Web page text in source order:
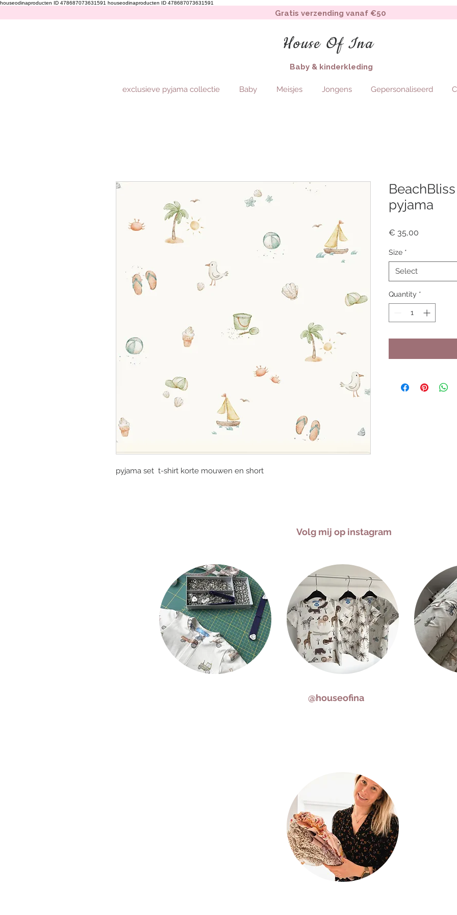
houseodinaproducten ID 478687073631591 houseodinaproducten ID 478687073631591
Gratis verzending vanaf €50
House Of Ina
Baby & kinderkleding
exclusieve pyjama collectie Baby Meisjes Jongens Gepersonaliseerd
pyjama set t-shirt korte mouwen en short
pyjama
€ 35,00
Size *
Select
Quantity *
Volg mij op instagram
@houseofina